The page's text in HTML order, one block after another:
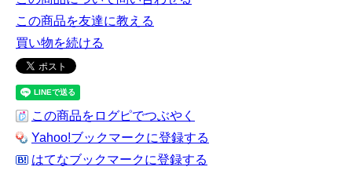
この商品を友達に教える
買い物を続ける
この商品をログピでつぶやく
Yahoo!ブックマークに登録する
はてなブックマークに登録する